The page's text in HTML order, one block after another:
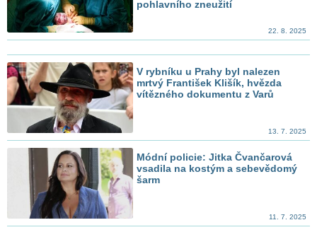
pohlavního zneužití
22. 8. 2025
V rybníku u Prahy byl nalezen
mrtvý František Klišík, hvězda
vítězného dokumentu z Varů
13. 7. 2025
Módní policie: Jitka Čvančarová
vsadila na kostým a sebevědomý
šarm
11. 7. 2025